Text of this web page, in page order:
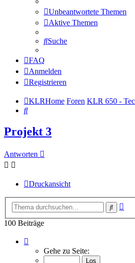
Unbeantwortete Themen
Aktive Themen
Suche
FAQ
Anmelden
Registrieren
KLRHome Foren KLR 650 -
Suche
Projekt 3
Antworten
Druckansicht
Suche
100 Beiträge
von
Gehe zu Seite: